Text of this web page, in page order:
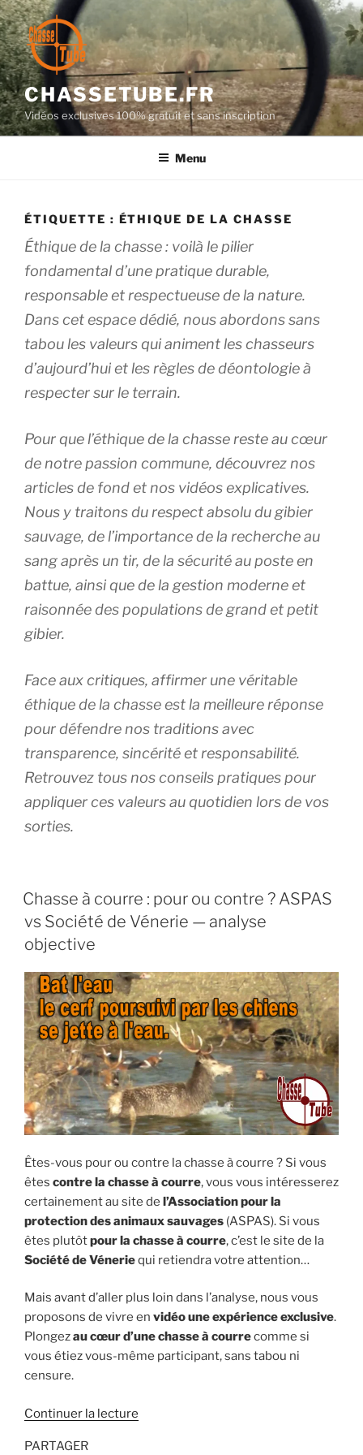
Aller
au
contenu
principal
CHASSETUBE.FR
Vidéos exclusives 100% gratuit et sans inscription
Menu
ÉTIQUETTE : ÉTHIQUE DE LA CHASSE
Éthique de la chasse : voilà le pilier
fondamental d’une pratique durable,
responsable et respectueuse de la nature.
Dans cet espace dédié, nous abordons sans
tabou les valeurs qui animent les chasseurs
d’aujourd’hui et les règles de déontologie à
respecter sur le terrain.
Pour que l’éthique de la chasse reste au cœur
de notre passion commune, découvrez nos
articles de fond et nos vidéos explicatives.
Nous y traitons du respect absolu du gibier
sauvage, de l’importance de la recherche au
sang après un tir, de la sécurité au poste en
battue, ainsi que de la gestion moderne et
raisonnée des populations de grand et petit
gibier.
Face aux critiques, affirmer une véritable
éthique de la chasse est la meilleure réponse
pour défendre nos traditions avec
transparence, sincérité et responsabilité.
Retrouvez tous nos conseils pratiques pour
appliquer ces valeurs au quotidien lors de vos
sorties.
PUBLIÉ
LE
Chasse à courre : pour ou contre ? ASPAS
vs Société de Vénerie — analyse
objective
Êtes-vous pour ou contre la chasse à courre ? Si vous
êtes contre la chasse à courre, vous vous intéresserez
certainement au site de l’Association pour la
protection des animaux sauvages (ASPAS). Si vous
êtes plutôtpour la chasse à courre, c’est le site de la
Société de Véneriequi retiendra votre attention…
Mais avant d’aller plus loin dans l’analyse, nous vous
proposons de vivre en vidéo une expérience exclusive.
Plongezau cœur d’une chasse à courrecomme si
vous étiez vous-même participant, sans tabou ni
censure.
Continuer la lecture
PARTAGER